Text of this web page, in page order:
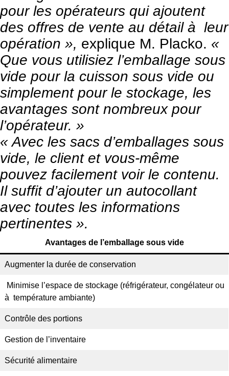
pour les opérateurs qui ajoutent
des offres de vente au détail à leur
opération », explique M. Placko. «
Que vous utilisiez l’emballage sous
vide pour la cuisson sous vide ou
simplement pour le stockage, les
avantages sont nombreux pour
l’opérateur. »
« Avec les sacs d’emballages sous
vide, le client et vous-même
pouvez facilement voir le contenu.
Il suffit d’ajouter un autocollant
avec toutes les informations
pertinentes ».
Avantages de l’emballage sous vide
Augmenter la durée de conservation
Minimise l’espace de stockage (réfrigérateur, congélateur ou
à température ambiante)
Contrôle des portions
Gestion de l’inventaire
Sécurité alimentaire